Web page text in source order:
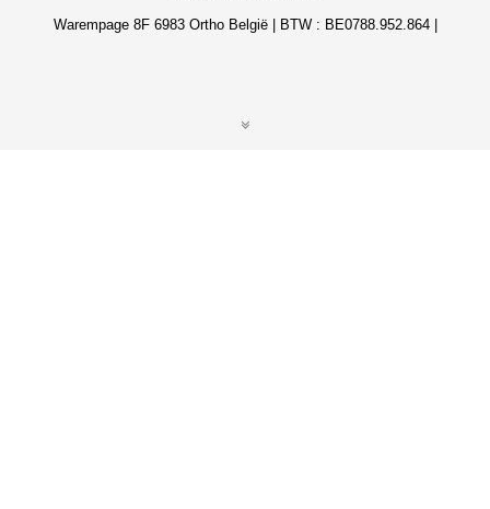
Warempage 8F 6983 Ortho België | BTW : BE0788.952.864 |